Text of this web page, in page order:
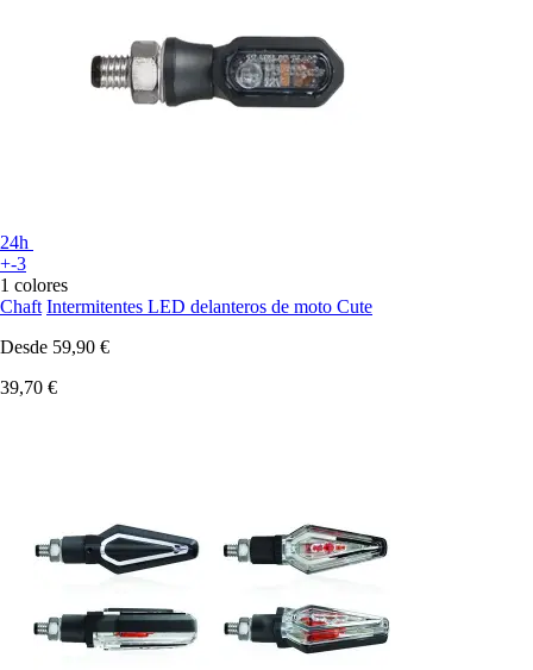
24h
+-3
1 colores
Chaft Intermitentes LED delanteros de moto Cute
Desde 59,90 €
39,70 €